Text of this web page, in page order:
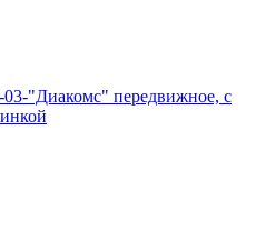
03-"Диакомс" передвижное, с